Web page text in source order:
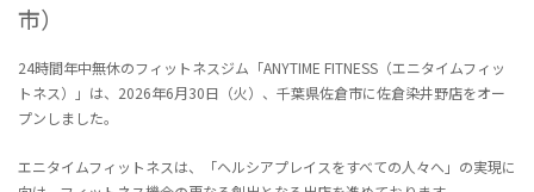
市）
24時間年中無休のフィットネスジム「ANYTIME FITNESS（エニタイムフィッ
トネス）」は、2026年6月30日（火）、千葉県佐倉市に佐倉染井野店をオー
プンしました。
エニタイムフィットネスは、「ヘルシアプレイスをすべての人々へ」の実現に